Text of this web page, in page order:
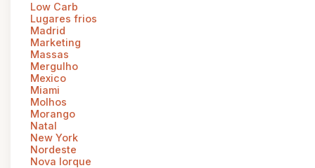
Low Carb
Lugares frios
Madrid
Marketing
Massas
Mergulho
Mexico
Miami
Molhos
Morango
Natal
New York
Nordeste
Nova Iorque